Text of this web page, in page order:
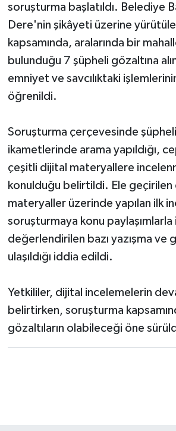
soruşturma başlatıldı. Belediye
Dere'nin şikâyeti üzerine
kapsamında, aralarında bir
bulunduğu 7 şüpheli gözaltına
emniyet ve savcılıktaki
öğrenildi.
Soruşturma çerçevesinde
ikametlerinde arama yapıldığı,
çeşitli dijital materyallere
konulduğu belirtildi. Ele geçirilen
materyaller üzerinde yapılan ilk
soruşturmaya konu
değerlendirilen bazı yazışma ve
ulaşıldığı iddia edildi.
Yetkililer, dijital incelemelerin
belirtirken, soruşturma
gözaltıların olabileceği öne